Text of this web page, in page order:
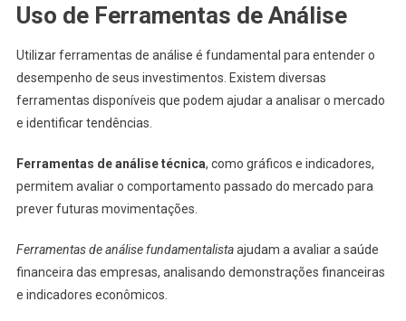
Uso de Ferramentas de Análise
Utilizar ferramentas de análise é fundamental para entender o
desempenho de seus investimentos. Existem diversas
ferramentas disponíveis que podem ajudar a analisar o mercado
e identificar tendências.
Ferramentas de análise técnica, como gráficos e indicadores,
permitem avaliar o comportamento passado do mercado para
prever futuras movimentações.
Ferramentas de análise fundamentalistaajudam a avaliar a saúde
financeira das empresas, analisando demonstrações financeiras
e indicadores econômicos.